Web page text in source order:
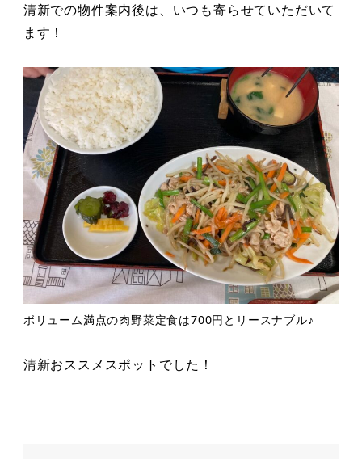
清新での物件案内後は、いつも寄らせていただいて
ます！
ボリューム満点の肉野菜定食は700円とリースナブル♪
清新おススメスポットでした！